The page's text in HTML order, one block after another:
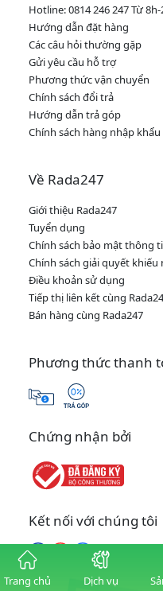
Hotline: 0814 246 247 Từ
Hướng dẫn đặt hàng
Các câu hỏi thường gặp
Gửi yêu cầu hỗ trợ
Phương thức vận chuyển
Chính sách đổi trả
Hướng dẫn trả góp
Chính sách hàng nhập khẩu
Về Rada247
Giới thiệu Rada247
Tuyển dụng
Chính sách bảo mật thông
Chính sách giải quyết khiếu
Điều khoản sử dụng
Tiếp thị liên kết cùng
Bán hàng cùng Rada247
Phương thức thanh
Chứng nhận bởi
Kết nối với chúng tôi
Trang chủ Dịch vụ